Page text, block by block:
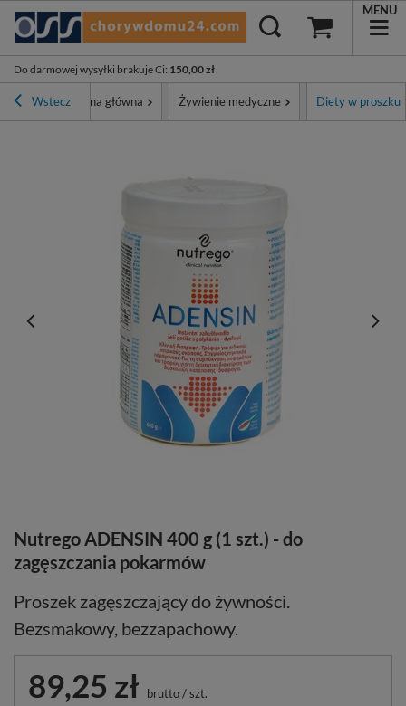
Do darmowej wysyłki brakuje Ci: 150,00 zł
MENU
WsteczStrona główna Żywienie medyczne Diety w proszku
Nutrego ADENSIN 400 g (1 szt.) - do
zagęszczania pokarmów
Proszek zagęszczający do żywności.
Bezsmakowy, bezzapachowy.
89,25 zł brutto/szt.